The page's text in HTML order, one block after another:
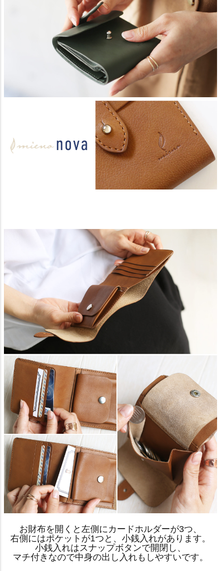
お財布を開くと左側にカードホルダーが3つ、
右側にはポケットが1つと、小銭入れがあります。
小銭入れはスナップボタンで開閉し、
マチ付きなので中身の出し入れもしやすいです。